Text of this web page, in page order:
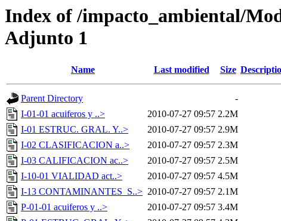
Index of /impacto_ambiental/
Adjunto 1
Name Last modified Size
Parent Directory
-
I-01-01 acuiferos y ..>
2010-07-27 09:57 2.2M
I-01 ESTRUC. GRAL. Y..>
2010-07-27 09:57 2.9M
I-02 CLASIFICACION a..>
2010-07-27 09:57 2.3M
I-03 CALIFICACION ac..>
2010-07-27 09:57 2.5M
I-10-01 VIALIDAD act..>
2010-07-27 09:57 4.5M
I-13 CONTAMINANTES_S..> 2010-07-27 09:57 2.1M
P-01-01 acuiferos y ..>
2010-07-27 09:57 3.4M